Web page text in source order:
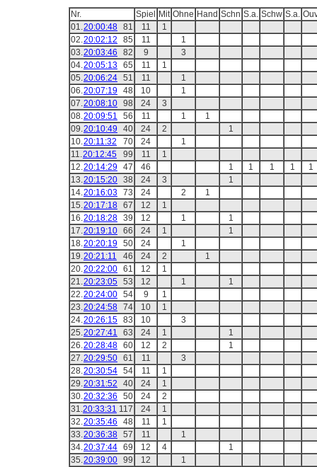
Nr. Spiel Mit Ohne Hand Schn S.a. Schw S.a.
01.20:00:48 81 11
1
02.20:02:12 85 11
1
03.20:03:46 82 9
3
04.20:05:13 65 11
1
05.20:06:24 51 11
1
06.20:07:19 48 10
1
07.20:08:10 98 24
3
08.20:09:51 56 11 1
1
09.20:10:49 40 24 2
1
10.20:11:32 70 24
1
11.20:12:45 99 11
1
12.20:14:29 47 46 1 1 1 1
1
13.20:15:20 38 24 3
1
14.20:16:03 73 24 2
1
15.20:17:18 67 12
1
16.20:18:28 39 12 1
1
17.20:19:10 66 24 1
1
18.20:20:19 50 24
1
19.20:21:11 46 24 2
1
20.20:22:00 61 12
1
21.20:23:05 53 12 1
1
22.20:24:00 54 9
1
23.20:24:58 74 10
1
24.20:26:15 83 10
3
25.20:27:41 63 24 1
1
26.20:28:48 60 12 2
1
27.20:29:50 61 11
3
28.20:30:54 54 11
1
29.20:31:52 40 24
1
30.20:32:36 50 24
2
31.20:33:31 117 24
1
32.20:35:46 48 11
1
33.20:36:38 57 11
1
34.20:37:44 69 12 4
1
35.20:39:00 99 12
1